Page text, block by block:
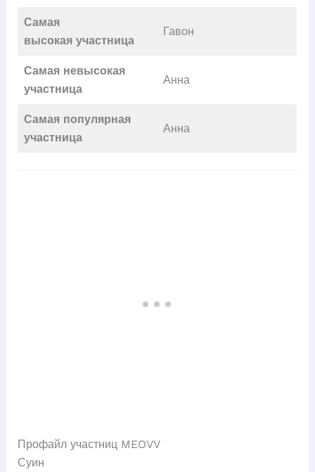
Самая
высокая участница
Гавон
Самая невысокая
участница
Анна
Самая популярная
участница
Анна
Профайл участниц MEOVV
Суин